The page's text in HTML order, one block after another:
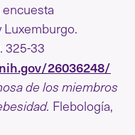
Luxemburgo.
325-33
26036248/
de los miembros
Flebología,